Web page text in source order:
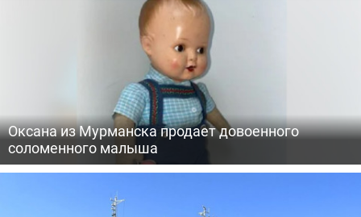
Оксана из Мурманска продает довоенного
соломенного малыша